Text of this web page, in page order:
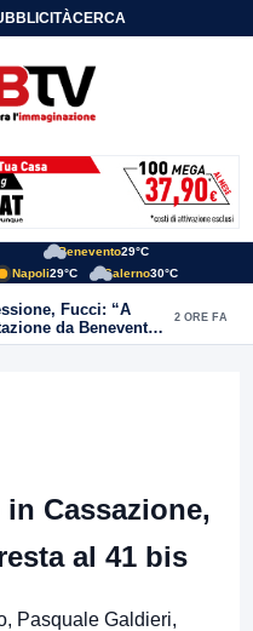
CERCA
Benevento29°C
Napoli29°C Salerno30°C
Fucci: “A
da Benevento
2 ORE FA
Cassazione,
al 41 bis
Pasquale Galdieri,